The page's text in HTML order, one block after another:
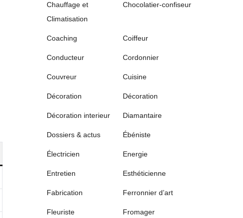
Chauffage et
Climatisation
Chocolatier-confiseur
Coaching Coiffeur
Conducteur Cordonnier
Couvreur Cuisine
Décoration Décoration
Décoration interieur Diamantaire
Dossiers & actus Ébéniste
Électricien Energie
Entretien Esthéticienne
Fabrication Ferronnier d’art
Fleuriste Fromager